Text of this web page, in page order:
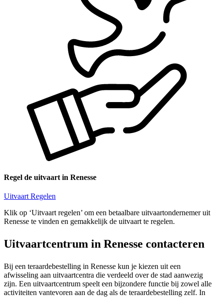
Regel de uitvaart in Renesse
Uitvaart Regelen
Klik op ‘Uitvaart regelen’ om een betaalbare uitvaartondernemer uit
Renesse te vinden en gemakkelijk de uitvaart te regelen.
Uitvaartcentrum in Renesse contacteren
Bij een teraardebestelling in Renesse kun je kiezen uit een
afwisseling aan uitvaartcentra die verdeeld over de stad aanwezig
zijn. Een uitvaartcentrum speelt een bijzondere functie bij zowel alle
activiteiten vantevoren aan de dag als de teraardebestelling zelf. In